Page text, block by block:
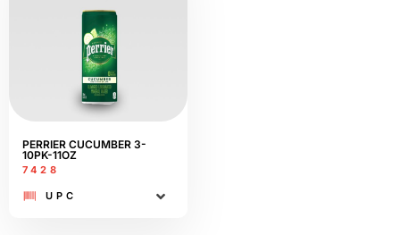
PERRIER CUCUMBER 3-
10PK-11OZ
7428
UPC